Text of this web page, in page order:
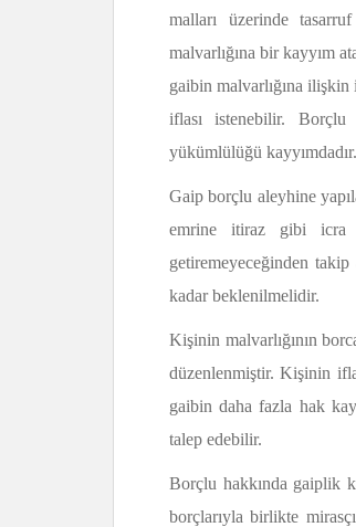
malları üzerinde
malvarlığına bir kayyım
gaibin malvarlığına
iflası istenebilir.
yükümlülüğü kayyımdadır.
Gaip borçlu aleyhine
emrine itiraz gibi icra
getiremeyeceğinden takip
kadar beklenilmelidir.
Kişinin malvarlığının
düzenlenmiştir. Kişinin
gaibin daha fazla hak
talep edebilir.
Borçlu hakkında gaiplik
borçlarıyla birlikte